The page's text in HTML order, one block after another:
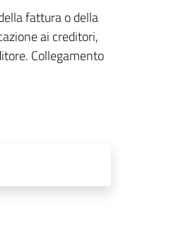
fattura o della
ai creditori,
Collegamento